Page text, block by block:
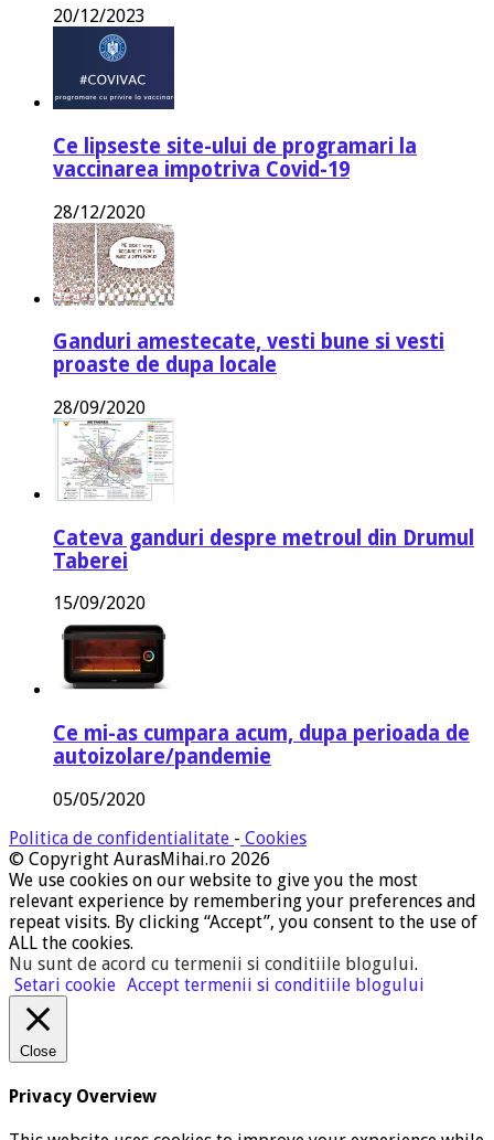
20/12/2023
Ce lipseste site-ului de programari la
vaccinarea impotriva Covid-19
28/12/2020
Ganduri amestecate, vesti bune si vesti
proaste de dupa locale
28/09/2020
Cateva ganduri despre metroul din Drumul
Taberei
15/09/2020
Ce mi-as cumpara acum, dupa perioada de
autoizolare/pandemie
05/05/2020
Politica de confidentialitate - Cookies
© Copyright AurasMihai.ro 2026
We use cookies on our website to give you the most
relevant experience by remembering your preferences and
repeat visits. By clicking “Accept”, you consent to the use of
ALL the cookies.
Nu sunt de acord cu termenii si conditiile blogului.
Setari cookie Accept termenii si conditiile blogului
Close
Privacy Overview